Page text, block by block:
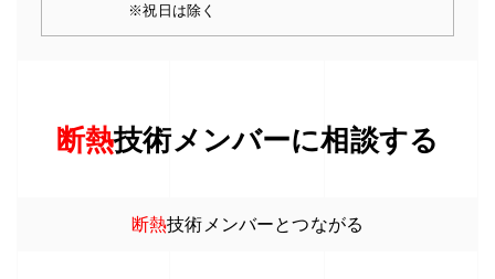
※祝日は除く
断熱技術メンバーに相談する
断熱技術メンバーとつながる